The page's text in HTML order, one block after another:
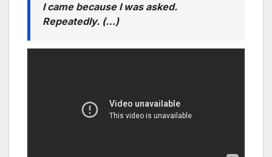
I came because I was asked.
Repeatedly. (…)